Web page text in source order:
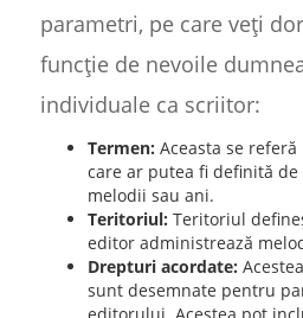
parametri, pe care veți
funcție de nevoile
individuale ca scriitor:
Termen: Aceasta se
care ar putea fi definită
melodii sau ani.
Teritoriul: Teritoriul
editor administrează
Drepturi acordate:
sunt desemnate pentru